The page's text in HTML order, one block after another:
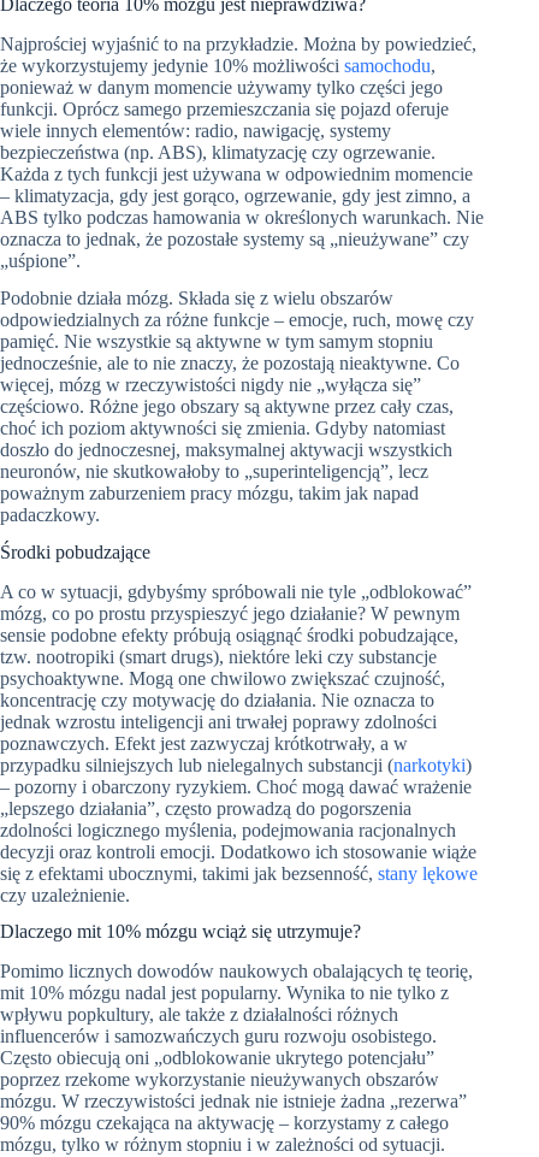
Dlaczego teoria 10% mózgu jest nieprawdziwa?
Najprościej wyjaśnić to na przykładzie. Można by powiedzieć,
że wykorzystujemy jedynie 10% możliwości samochodu,
ponieważ w danym momencie używamy tylko części jego
funkcji. Oprócz samego przemieszczania się pojazd oferuje
wiele innych elementów: radio, nawigację, systemy
bezpieczeństwa (np. ABS), klimatyzację czy ogrzewanie.
Każda z tych funkcji jest używana w odpowiednim momencie
– klimatyzacja, gdy jest gorąco, ogrzewanie, gdy jest zimno, a
ABS tylko podczas hamowania w określonych warunkach. Nie
oznacza to jednak, że pozostałe systemy są „nieużywane” czy
„uśpione”.
Podobnie działa mózg. Składa się z wielu obszarów
odpowiedzialnych za różne funkcje – emocje, ruch, mowę czy
pamięć. Nie wszystkie są aktywne w tym samym stopniu
jednocześnie, ale to nie znaczy, że pozostają nieaktywne. Co
więcej, mózg w rzeczywistości nigdy nie „wyłącza się”
częściowo. Różne jego obszary są aktywne przez cały czas,
choć ich poziom aktywności się zmienia. Gdyby natomiast
doszło do jednoczesnej, maksymalnej aktywacji wszystkich
neuronów, nie skutkowałoby to „superinteligencją”, lecz
poważnym zaburzeniem pracy mózgu, takim jak napad
padaczkowy.
Środki pobudzające
A co w sytuacji, gdybyśmy spróbowali nie tyle „odblokować”
mózg, co po prostu przyspieszyć jego działanie? W pewnym
sensie podobne efekty próbują osiągnąć środki pobudzające,
tzw. nootropiki (smart drugs), niektóre leki czy substancje
psychoaktywne. Mogą one chwilowo zwiększać czujność,
koncentrację czy motywację do działania. Nie oznacza to
jednak wzrostu inteligencji ani trwałej poprawy zdolności
poznawczych. Efekt jest zazwyczaj krótkotrwały, a w
przypadku silniejszych lub nielegalnych substancji (narkotyki)
– pozorny i obarczony ryzykiem. Choć mogą dawać wrażenie
„lepszego działania”, często prowadzą do pogorszenia
zdolności logicznego myślenia, podejmowania racjonalnych
decyzji oraz kontroli emocji. Dodatkowo ich stosowanie wiąże
się z efektami ubocznymi, takimi jak bezsenność, stany lękowe
czy uzależnienie.
Dlaczego mit 10% mózgu wciąż się utrzymuje?
Pomimo licznych dowodów naukowych obalających tę teorię,
mit 10% mózgu nadal jest popularny. Wynika to nie tylko z
wpływu popkultury, ale także z działalności różnych
influencerów i samozwańczych guru rozwoju osobistego.
Często obiecują oni „odblokowanie ukrytego potencjału”
poprzez rzekome wykorzystanie nieużywanych obszarów
mózgu. W rzeczywistości jednak nie istnieje żadna „rezerwa”
90% mózgu czekająca na aktywację – korzystamy z całego
mózgu, tylko w różnym stopniu i w zależności od sytuacji.